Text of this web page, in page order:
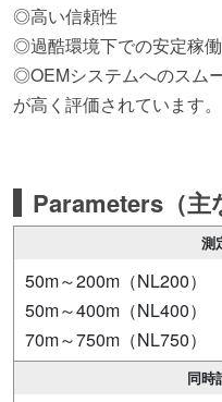
◎高い信頼性
◎過酷環境下での安定稼働
◎OEMシステムへのスム
が高く評価されています。
Parameters（主
測
50m～200m（NL200）
50m～400m（NL400）
70m～750m（NL750）
同時